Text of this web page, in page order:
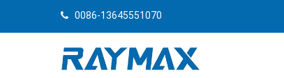
0086-13645551070